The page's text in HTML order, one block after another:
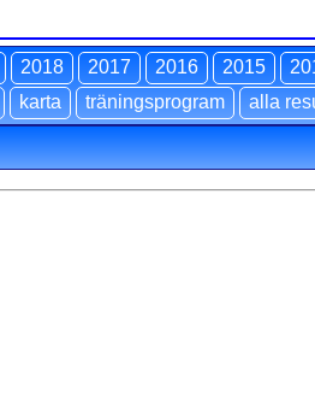
2018 2017 2016 2015
karta träningsprogram alla